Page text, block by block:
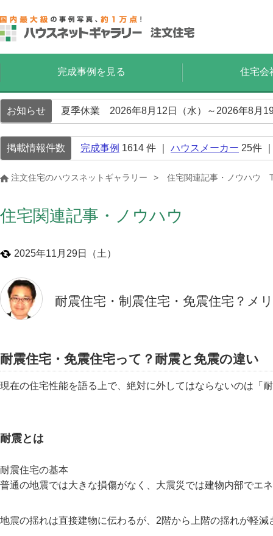
完成事例を見る 住宅会
お知らせ 夏季休業 2026年8月12日（水）～2026年8月
掲載情報件数 完成事例 1614 件 ｜ ハウスメーカー 25件
注文住宅のハウスネットギャラリー 住宅関連記事・ノウハウ
住宅関連記事・ノウハウ
2025年11月29日（土）
耐震住宅・制震住宅・免震住宅？メ
耐震住宅・免震住宅って？耐震と免震の違い
現在の住宅性能を語る上で、絶対に外してはならないのは
耐震とは
耐震住宅の基本
普通の地震では大きな損傷がなく、大震災では建物内部でエ
地震の揺れは直接建物に伝わるが、2階から上階の揺れが軽減